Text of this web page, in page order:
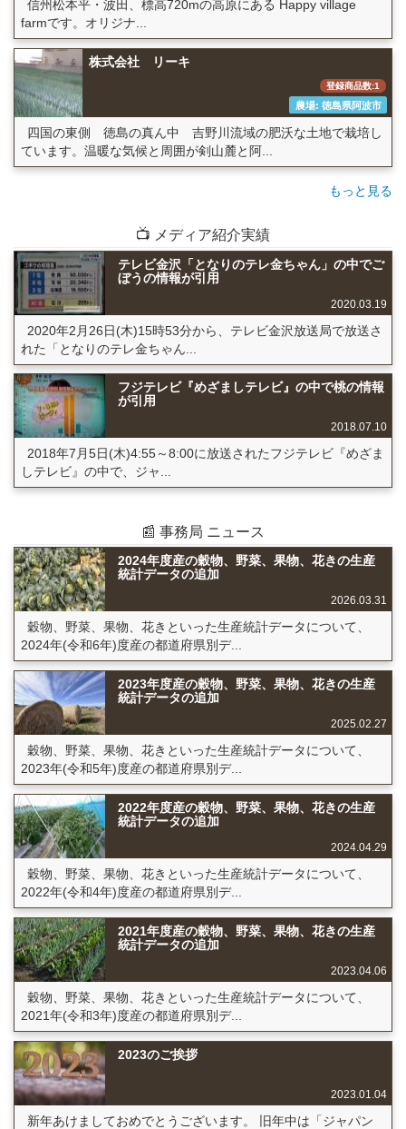
信州松本平・波田、標高720mの高原にある Happy village
farmです。オリジナ...
株式会社 リーキ
登録商品数:1
農場: 徳島県阿波市
四国の東側 徳島の真ん中 吉野川流域の肥沃な土地で栽培し
ています。温暖な気候と周囲が剣山麓と阿...
もっと見る
📺 メディア紹介実績
テレビ金沢「となりのテレ金ちゃん」の中でご
ぼうの情報が引用
2020.03.19
2020年2月26日(木)15時53分から、テレビ金沢放送局で放送さ
れた「となりのテレ金ちゃん...
フジテレビ『めざましテレビ』の中で桃の情報
が引用
2018.07.10
2018年7月5日(木)4:55～8:00に放送されたフジテレビ『めざま
しテレビ』の中で、ジャ...
📰 事務局 ニュース
2024年度産の穀物、野菜、果物、花きの生産
統計データの追加
2026.03.31
穀物、野菜、果物、花きといった生産統計データについて、
2024年(令和6年)度産の都道府県別デ...
2023年度産の穀物、野菜、果物、花きの生産
統計データの追加
2025.02.27
穀物、野菜、果物、花きといった生産統計データについて、
2023年(令和5年)度産の都道府県別デ...
2022年度産の穀物、野菜、果物、花きの生産
統計データの追加
2024.04.29
穀物、野菜、果物、花きといった生産統計データについて、
2022年(令和4年)度産の都道府県別デ...
2021年度産の穀物、野菜、果物、花きの生産
統計データの追加
2023.04.06
穀物、野菜、果物、花きといった生産統計データについて、
2021年(令和3年)度産の都道府県別デ...
2023のご挨拶
2023.01.04
新年あけましておめでとうございます。 旧年中は「ジャパン